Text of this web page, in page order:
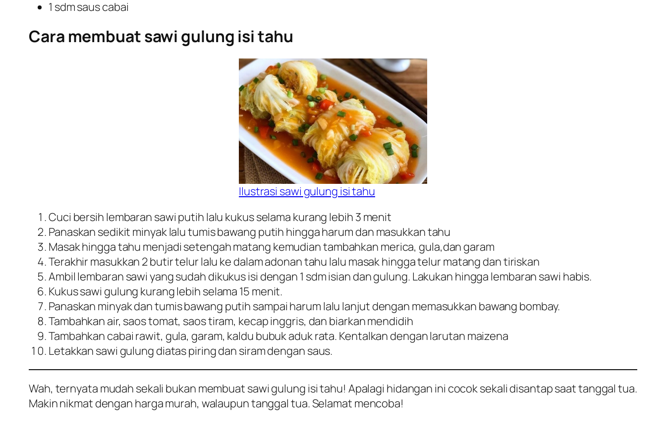
1 sdm saus cabai
Cara membuat sawi gulung isi tahu
Ilustrasi sawi gulung isi tahu
Cuci bersih lembaran sawi putih lalu kukus selama kurang lebih 3 menit
Panaskan sedikit minyak lalu tumis bawang putih hingga harum dan masukkan tahu
Masak hingga tahu menjadi setengah matang kemudian tambahkan merica, gula,dan garam
Terakhir masukkan 2 butir telur lalu ke dalam adonan tahu lalu masak hingga telur matang dan tiriskan
Ambil lembaran sawi yang sudah dikukus isi dengan 1 sdm isian dan gulung. Lakukan hingga lembaran sawi habis.
Kukus sawi gulung kurang lebih selama 15 menit.
Panaskan minyak dan tumis bawang putih sampai harum lalu lanjut dengan memasukkan bawang bombay.
Tambahkan air, saos tomat, saos tiram, kecap inggris, dan biarkan mendidih
Tambahkan cabai rawit, gula, garam, kaldu bubuk aduk rata. Kentalkan dengan larutan maizena
Letakkan sawi gulung diatas piring dan siram dengan saus.
Wah, ternyata mudah sekali bukan membuat sawi gulung isi tahu! Apalagi hidangan ini cocok sekali disantap saat tanggal tua.
Makin nikmat dengan harga murah, walaupun tanggal tua. Selamat mencoba!